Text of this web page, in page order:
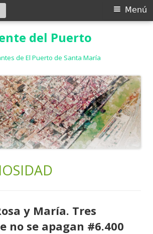
del Puerto
de El Puerto de Santa María
Menú
Buscar:
y María. Tres
no se apagan #6.400